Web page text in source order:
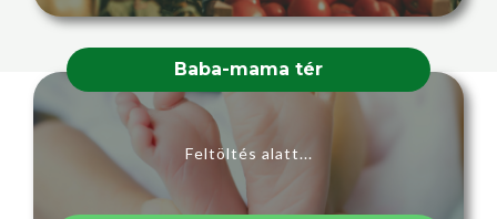
Baba-mama tér
Feltöltés alatt...